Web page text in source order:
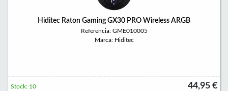
Hiditec Raton Gaming GX30 PRO Wireless ARGB
Referencia: GME010005
Marca: Hiditec
44,95 €
Stock: 10